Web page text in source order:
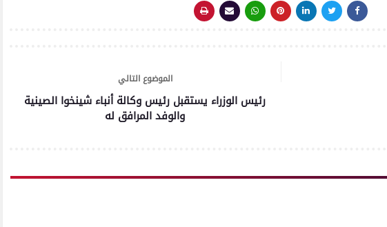
الموضوع التالي
رئيس الوزراء يستقبل رئيس وكالة أنباء شينخوا الصينية
والوفد المرافق له